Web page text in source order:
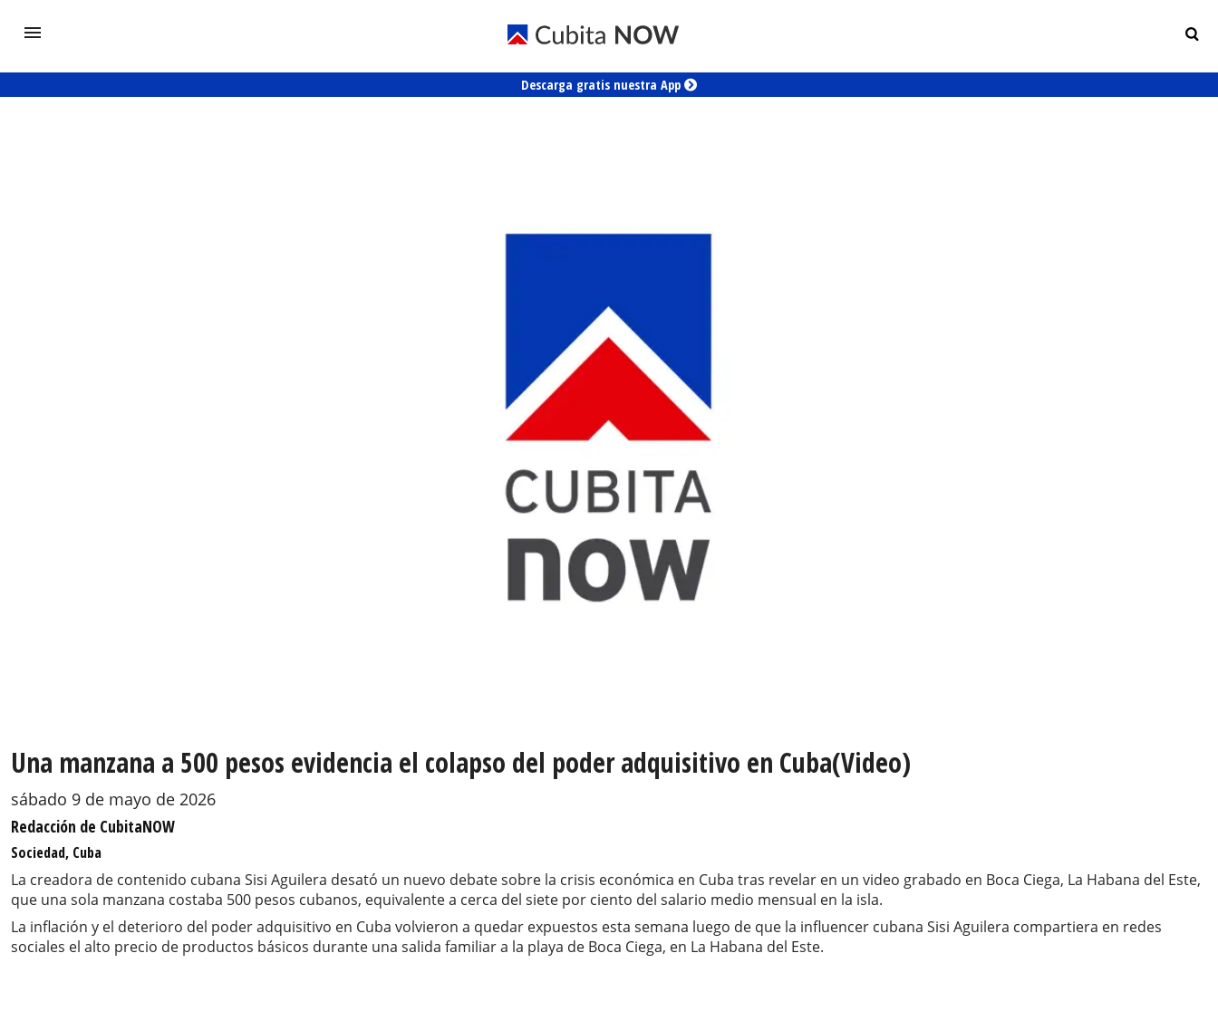
Descarga gratis nuestra App
Una manzana a 500 pesos evidencia el colapso del poder adquisitivo en Cuba(Video)
sábado 9 de mayo de 2026
Redacción de CubitaNOW
Sociedad, Cuba
La creadora de contenido cubana Sisi Aguilera desató un nuevo debate sobre la crisis económica en Cuba tras revelar en un video grabado en Boca Ciega, La Habana del Este,
que una sola manzana costaba 500 pesos cubanos, equivalente a cerca del siete por ciento del salario medio mensual en la isla.
La inflación y el deterioro del poder adquisitivo en Cuba volvieron a quedar expuestos esta semana luego de que la influencer cubana Sisi Aguilera compartiera en redes
sociales el alto precio de productos básicos durante una salida familiar a la playa de Boca Ciega, en La Habana del Este.